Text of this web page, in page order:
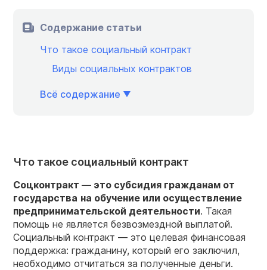
Содержание статьи
Что такое социальный контракт
Виды социальных контрактов
Всё содержание
Что такое социальный контракт
Соцконтракт — это субсидия гражданам от
государства на обучение или осуществление
предпринимательской деятельности. Такая
помощь не является безвозмездной выплатой.
Социальный контракт — это целевая финансовая
поддержка: гражданину, который его заключил,
необходимо отчитаться за полученные деньги.